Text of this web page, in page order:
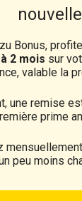
Bonus,
2 mois sur
valable la
une remise
prime
peu moins